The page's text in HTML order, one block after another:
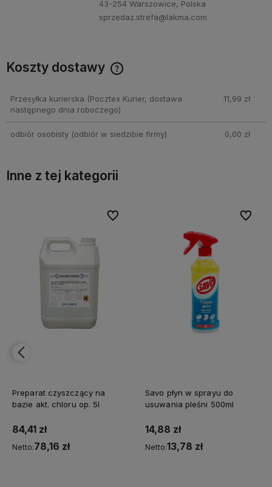
43-254 Warszowice, Polska
sprzedaz.strefa@lakma.com
Koszty dostawy
Przesyłka kurierska (Pocztex Kurier, dostawa
następnego dnia roboczego)
11,99 zł
odbiór osobisty(odbiór w siedzibie firmy) 0,00 zł
Inne z tej kategorii
Preparat czyszczący na
bazie akt. chloru op. 5l
84,41 zł
Netto:78,16 zł
Do ulubionych
Do ulubionych
Savo płyn w sprayu do
usuwania pleśni 500ml
14,88 zł
Netto:13,78 zł
Do
Do